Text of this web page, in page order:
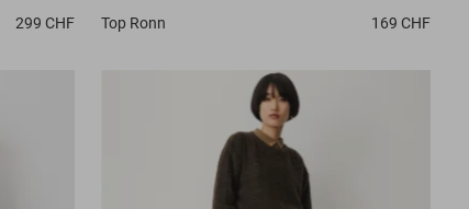
299 CHF Top Ronn 169 CHF